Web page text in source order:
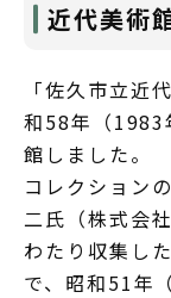
近代美術
「佐久市立近
和58年（1983
館しました。
コレクション
二氏（株式会
わたり収集し
で、昭和51年